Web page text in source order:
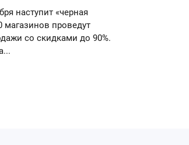
наступит «черная
магазинов проведут
со скидками до 90%.